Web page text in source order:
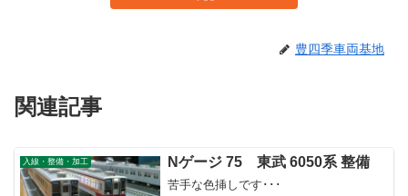
豊四季車両基地
関連記事
入線・整備・加工 Nゲージ 75 東武 6050系 整備
苦手な色挿しです･･･